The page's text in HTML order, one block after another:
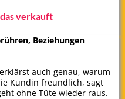
verkauft
Beziehungen
auch genau, warum
Kundin freundlich, sagt
ohne Tüte wieder raus.